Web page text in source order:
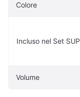
Colore
Incluso nel Set SUP
Volume